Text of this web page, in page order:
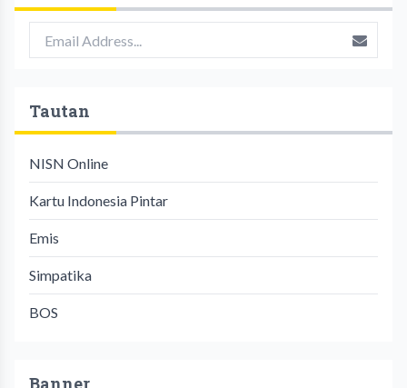
Tautan
NISN Online
Kartu Indonesia Pintar
Emis
Simpatika
BOS